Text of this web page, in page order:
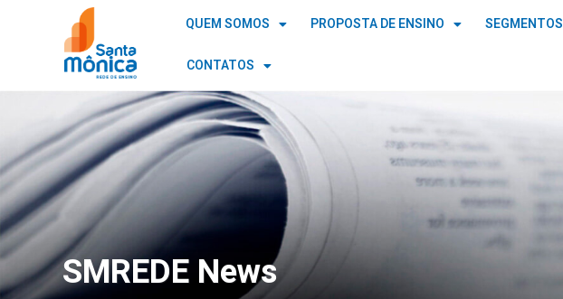
QUEM SOMOS PROPOSTA DE ENSINO SEGMENTOS
CONTATOS
SMREDE News